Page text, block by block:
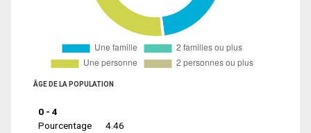
ÂGE DE LA POPULATION
0 - 4
Pourcentage
4.46